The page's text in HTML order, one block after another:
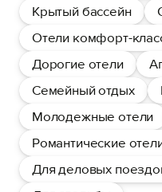
Крытый бассейн
Отели комфорт-
Дорогие отели
Семейный отдых
Молодежные отели
Романтические
Для деловых